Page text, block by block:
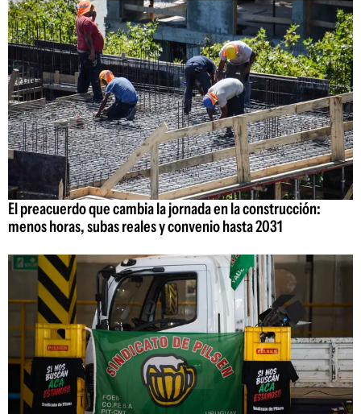
El preacuerdo que cambia la jornada en la construcción:
menos horas, subas reales y convenio hasta 2031